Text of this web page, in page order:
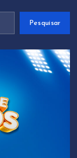
Pesquisar